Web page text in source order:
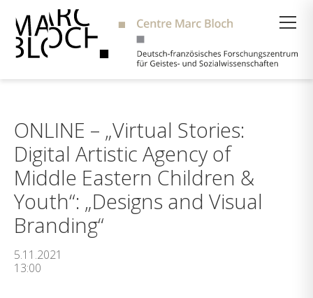
ONLINE – „Virtual Stories:
Digital Artistic Agency of
Middle Eastern Children &
Youth“: „Designs and Visual
Branding“
5.11.2021
13:00